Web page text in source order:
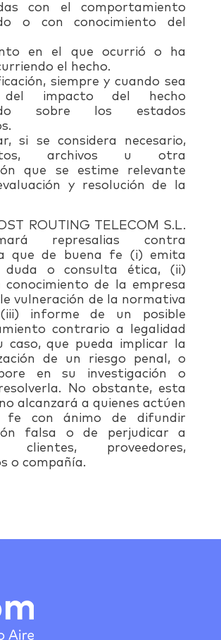
con el comportamiento
o con conocimiento del
en el que ocurrió o ha
el hecho.
siempre y cuando sea
del impacto del hecho
sobre los estados
si se considera necesario,
archivos u otra
que se estime relevante
y resolución de la
ROUTING TELECOM S.L.
represalias contra
que de buena fe (i) emita
duda o consulta ética, (ii)
conocimiento de la empresa
vulneración de la normativa
informe de un posible
contrario a legalidad
caso, que pueda implicar la
de un riesgo penal, o
en su investigación o
No obstante, esta
alcanzará a quienes actúen
fe con ánimo de difundir
falsa o de perjudicar a
clientes, proveedores,
o compañía.